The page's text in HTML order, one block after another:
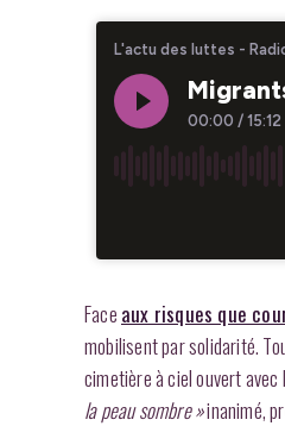
Face aux risques que
mobilisent par solidarité.
cimetière à ciel ouvert avec
la peau sombre »inanimé,